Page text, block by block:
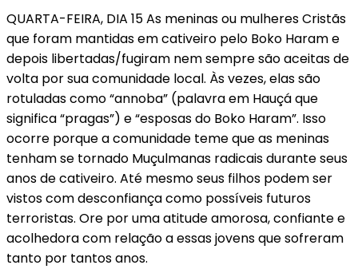
QUARTA-FEIRA, DIA 15 As meninas ou mulheres Cristãs
que foram mantidas em cativeiro pelo Boko Haram e
depois libertadas/fugiram nem sempre são aceitas de
volta por sua comunidade local. Às vezes, elas são
rotuladas como “annoba” (palavra em Hauçá que
significa “pragas”) e “esposas do Boko Haram”. Isso
ocorre porque a comunidade teme que as meninas
tenham se tornado Muçulmanas radicais durante seus
anos de cativeiro. Até mesmo seus filhos podem ser
vistos com desconfiança como possíveis futuros
terroristas. Ore por uma atitude amorosa, confiante e
acolhedora com relação a essas jovens que sofreram
tanto por tantos anos.